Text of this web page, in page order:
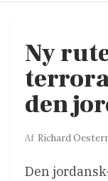
Ny
den
Af Richard
Den